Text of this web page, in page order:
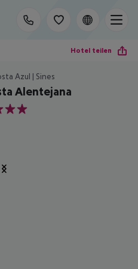
Hotel teilen
Azul | Sines
Alentejana